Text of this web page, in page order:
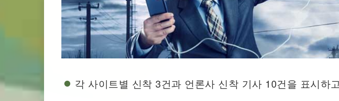
각 사이트별 신착 3건과 언론사 신착 기사 10건을 표시하